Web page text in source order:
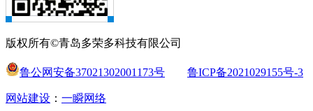
版权所有©青岛多荣多科技有限公司
鲁公网安备37021302001173号 鲁ICP备2021029155号-3
网站建设 ： 一瞬网络